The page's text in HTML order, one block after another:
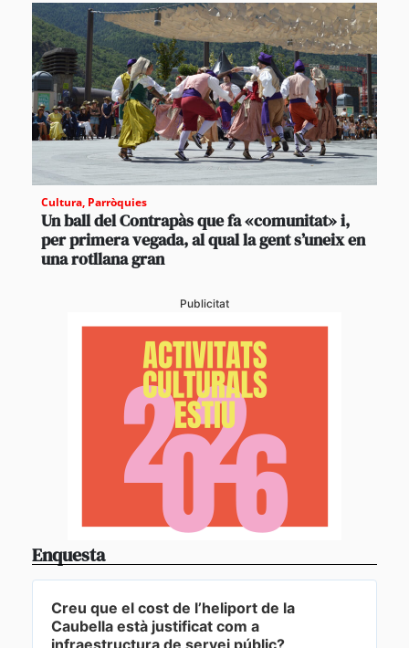
Cultura, Parròquies
Un ball del Contrapàs que fa «comunitat» i,
per primera vegada, al qual la gent s’uneix en
una rotllana gran
Publicitat
Enquesta
Creu que el cost de l’heliport de la
Caubella està justificat com a